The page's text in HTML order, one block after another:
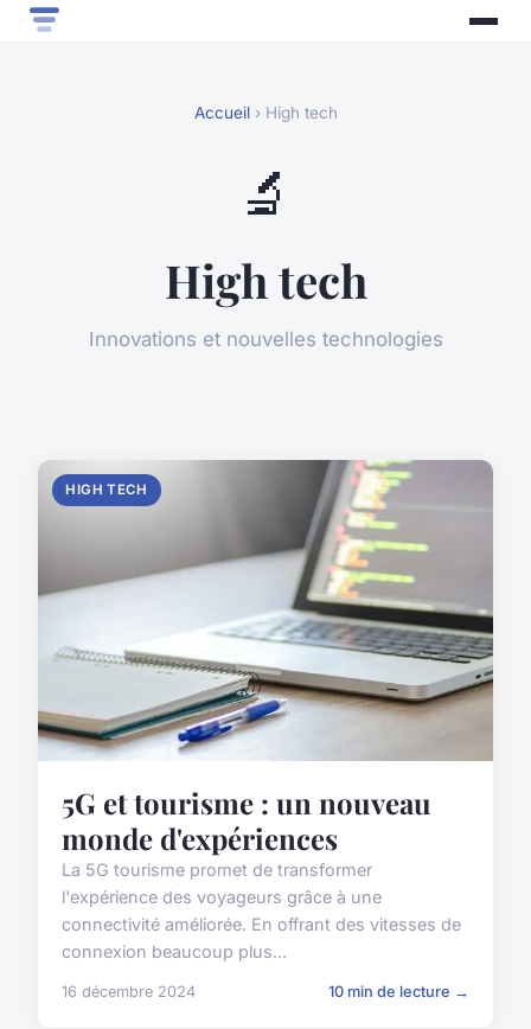
Accueil› High tech
🔬
High tech
Innovations et nouvelles technologies
HIGH TECH
5G et tourisme : un nouveau
monde d'expériences
La 5G tourisme promet de transformer
l'expérience des voyageurs grâce à une
connectivité améliorée. En offrant des vitesses de
connexion beaucoup plus...
16 décembre 2024 10 min de lecture →